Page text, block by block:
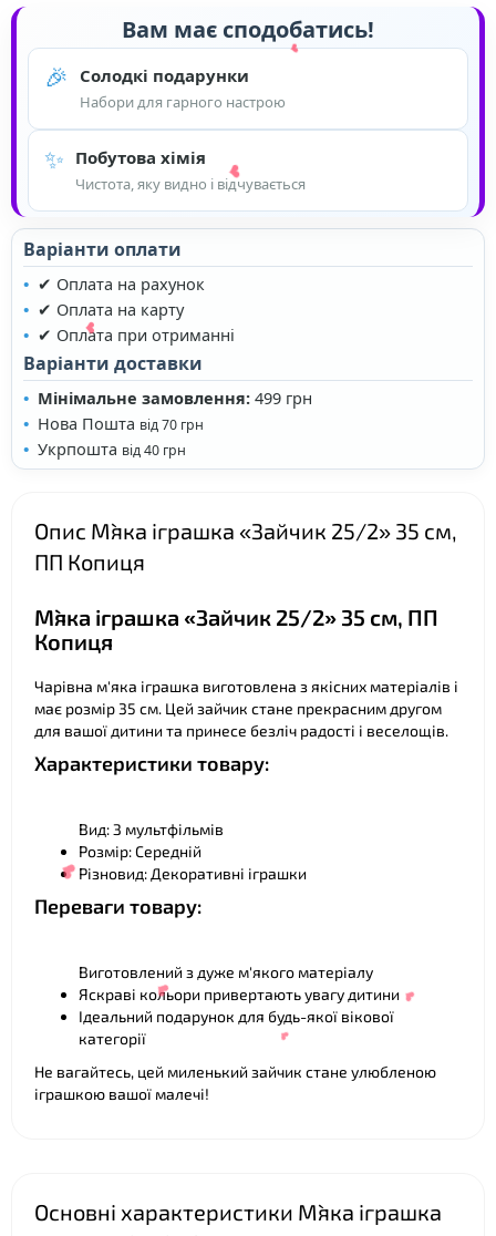
Вам має сподобатись!
🎉 Солодкі подарунки
Набори для гарного настрою
✨ Побутова хімія
Чистота, яку видно і відчувається
Варіанти оплати
✔ Оплата на рахунок
✔ Оплата на карту
✔ Оплата при отриманні
Варіанти доставки
Мінімальне замовлення: 499 грн
Нова Пошта від 70 грн
Укрпошта від 40 грн
Опис М`яка іграшка «Зайчик 25/2» 35 см,
ПП Копиця
М`яка іграшка «Зайчик 25/2» 35 см, ПП
Копиця
Чарівна м'яка іграшка виготовлена з якісних матеріалів і
має розмір 35 см. Цей зайчик стане прекрасним другом
для вашої дитини та принесе безліч радості і веселощів.
Характеристики товару:
Вид: З мультфільмів
Розмір: Середній
Різновид: Декоративні іграшки
Переваги товару:
Виготовлений з дуже м'якого матеріалу
Яскраві кольори привертають увагу дитини
Ідеальний подарунок для будь-якої вікової
категорії
Не вагайтесь, цей миленький зайчик стане улюбленою
іграшкою вашої малечі!
Основні характеристики М`яка іграшка
❤
❤
❤
❤
❤